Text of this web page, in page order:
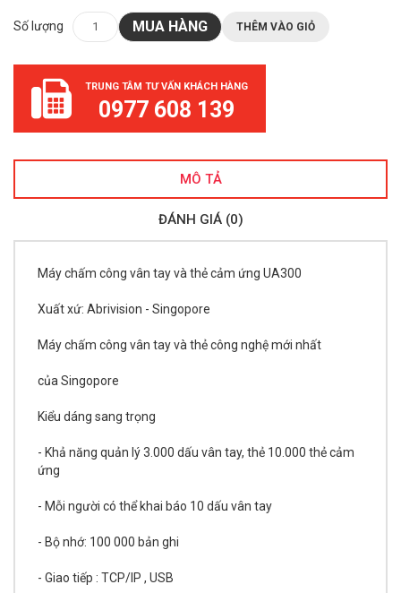
Số lượng MUA HÀNG THÊM VÀO GIỎ
TRUNG TÂM TƯ VẤN KHÁCH HÀNG
0977 608 139
MÔ TẢ
ĐÁNH GIÁ (0)
Máy chấm công vân tay và thẻ cảm ứng UA300
Xuất xứ: Abrivision - Singopore
Máy chấm công vân tay và thẻ công nghệ mới nhất
của Singopore
Kiểu dáng sang trọng
- Khả năng quản lý 3.000 dấu vân tay, thẻ 10.000 thẻ cảm
ứng
- Mỗi người có thể khai báo 10 dấu vân tay
- Bộ nhớ: 100 000 bản ghi
- Giao tiếp : TCP/IP , USB